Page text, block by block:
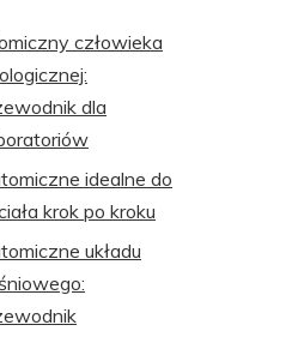
człowieka
dla
idealne do
krok po kroku
układu